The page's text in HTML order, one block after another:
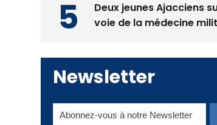
les restaurants
Newsletter